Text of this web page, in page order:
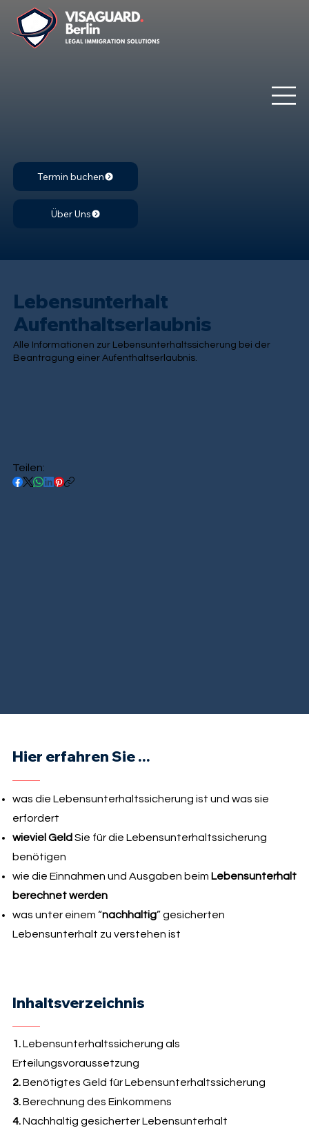
Termin buchen
Über Uns
Lebensunterhalt
Aufenthaltserlaubnis
Alle Informationen zur Lebensunterhaltssicherung bei der
Beantragung einer Aufenthaltserlaubnis.
Teilen:
Hier erfahren Sie ...
was die Lebensunterhaltssicherung ist und was sie
erfordert
wieviel Geld Sie für die Lebensunterhaltssicherung
benötigen
wie die Einnahmen und Ausgaben beim Lebensunterhalt
berechnet werden
was unter einem “nachhaltig” gesicherten
Lebensunterhalt zu verstehen ist
Inhaltsverzeichnis
1.Lebensunterhaltssicherung als
Erteilungsvoraussetzung
2.Benötigtes Geld für Lebensunterhaltssicherung
3.Berechnung des Einkommens
4.Nachhaltig gesicherter Lebensunterhalt